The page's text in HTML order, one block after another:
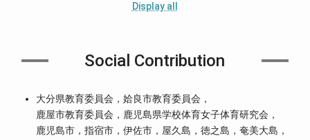
Display all
Social Contribution
大分県教育委員会，姶良市教育委員会，
鹿屋市教育委員会，鹿児島県学校体育女子体育研究会，
鹿児島市，指宿市，伊佐市，屋久島，徳之島，奄美大島，